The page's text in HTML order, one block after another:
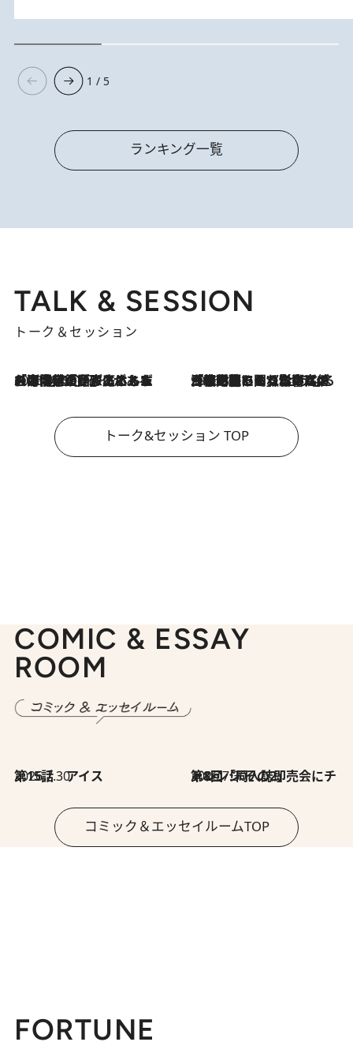
1 / 5
ランキング一覧
TALK & SESSION
トーク＆セッション
2026.8.3
「今後値上げがあるとすれば…」「リスクがあるのは今年の冬」エネルギー専門家が語る、ホルムズ海峡封鎖が家庭にもたらす“ある心配” 2026.8.3
「住宅建てられない…」「サーチャージ料の高値が続いている」ホルムズ海峡封鎖による影響はいつまで続く？《エネルギー専門家に聞く“どうなる日本の暮らし”》
トーク&セッション TOP
COMIC & ESSAY
ROOM
2026.7.30
第15話 アイス 2026.7.30
第8回「同人誌即売会にチャレンジ その2」
コミック＆エッセイルームTOP
FORTUNE